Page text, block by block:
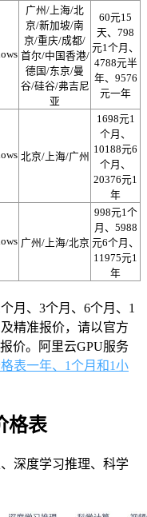
广州/上海/北
京/新加坡/南
京/重庆/成都/
首尔/中国香港/
德国/东京/曼
谷/硅谷/弗吉尼
亚
60元15
天、798
元1个月、
4788元半
年、9576
元一年
北京/上海/广州
1698元1
个月、
10188元6
个月、
20376元1
年
广州/上海/北京
998元1个
月、5988
元6个月、
11975元1
年
月、3个月、6个月、1
精准报价，请以官方
价。阿里云GPU服务
表一年、1个月和1小
格表
深度学习推理、科学